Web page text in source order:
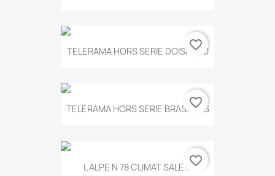
TELERAMA HORS SERIE DOISNEAU
favorite_border
TELERAMA HORS SERIE BRASSENS
favorite_border
L ALPE N 78 CLIMAT SALE...favorite_border